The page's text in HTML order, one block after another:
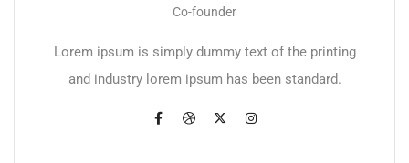
Co-founder
Lorem ipsum is simply dummy text of the printing
and industry lorem ipsum has been standard.